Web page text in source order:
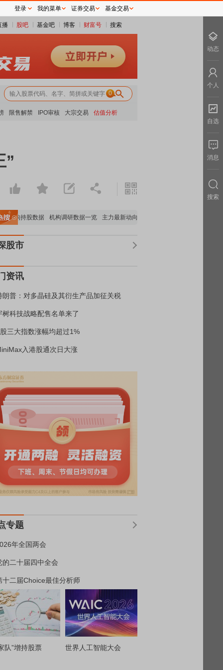
播 股吧 基金吧 博客 财富号 搜索
0
限售解禁 IPO审核 大宗交易 估值分析
”
构持股数据 机构调研数据一览 主力最新动向 上市公司限售股解禁一览
股市
资讯
朗普：对多晶硅及其衍生产品加征关税
树科技战略配售名单来了
三大指数涨幅均超过1%
入港股通次日大涨
专题
年全国两会
的二十届四中全会
十二届Choice最佳分析师
队”增持股票 世界人工智能大会
登录 我的菜单 证券交易 基金交易
动态
个人
自选
消息
搜索